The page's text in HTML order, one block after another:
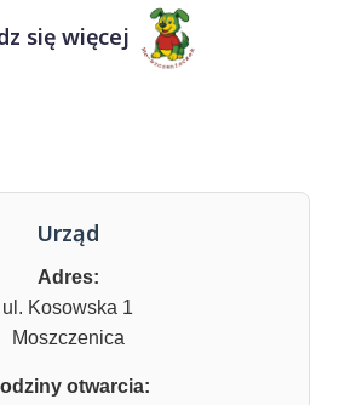
się więcej
Urząd
Adres:
ul. Kosowska 1
Moszczenica
otwarcia: